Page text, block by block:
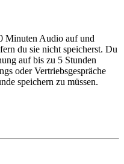
Minuten Audio auf und
du sie nicht speicherst. Du
auf bis zu 5 Stunden
oder Vertriebsgespräche
speichern zu müssen.